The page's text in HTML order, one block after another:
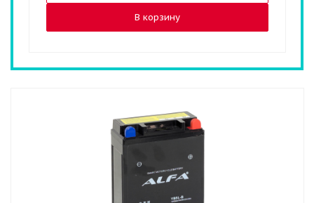
В корзину